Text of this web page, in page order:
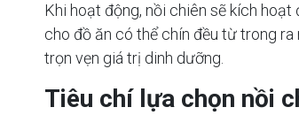
Khi hoạt động, nồi chiên sẽ kích
cho đồ ăn có thể chín đều từ trong
trọn vẹn giá trị dinh dưỡng.
Tiêu chí lựa chọn nồi